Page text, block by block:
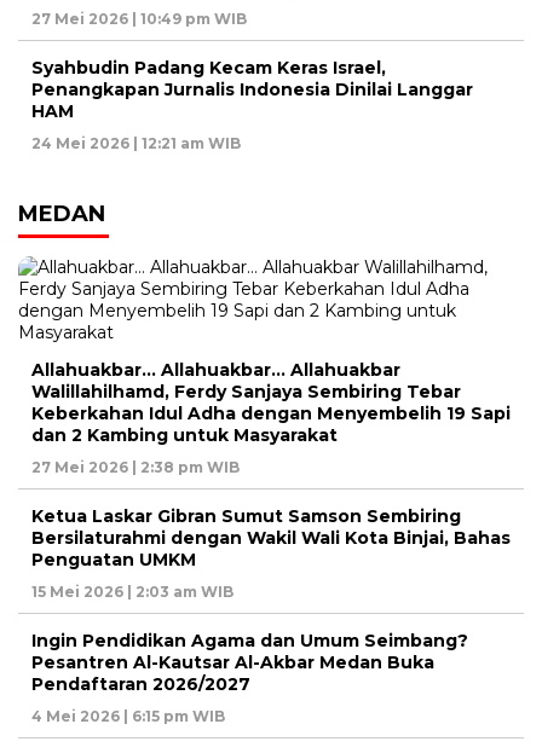
27 Mei 2026 | 10:49 pm WIB
Syahbudin Padang Kecam Keras Israel,
Penangkapan Jurnalis Indonesia Dinilai Langgar
HAM
24 Mei 2026 | 12:21 am WIB
MEDAN
Allahuakbar… Allahuakbar… Allahuakbar
Walillahilhamd, Ferdy Sanjaya Sembiring Tebar
Keberkahan Idul Adha dengan Menyembelih 19 Sapi
dan 2 Kambing untuk Masyarakat
27 Mei 2026 | 2:38 pm WIB
Ketua Laskar Gibran Sumut Samson Sembiring
Bersilaturahmi dengan Wakil Wali Kota Binjai, Bahas
Penguatan UMKM
15 Mei 2026 | 2:03 am WIB
Ingin Pendidikan Agama dan Umum Seimbang?
Pesantren Al-Kautsar Al-Akbar Medan Buka
Pendaftaran 2026/2027
4 Mei 2026 | 6:15 pm WIB